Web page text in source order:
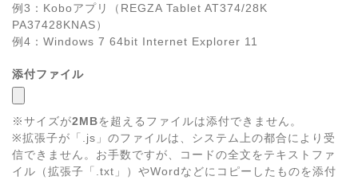
例3：Koboアプリ（REGZA Tablet AT374/28K
PA37428KNAS）
例4：Windows 7 64bit Internet Explorer 11
添付ファイル
※サイズが2MBを超えるファイルは添付できません。
※拡張子が「.js」のファイルは、システム上の都合により受
信できません。お手数ですが、コードの全文をテキストファ
イル（拡張子「.txt」）やWordなどにコピーしたものを添付